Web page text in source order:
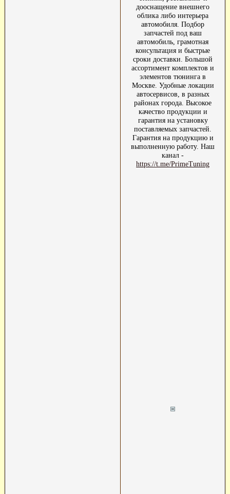
дооснащение внешнего
облика либо интерьера
автомобиля. Подбор
запчастей под ваш
автомобиль, грамотная
консультация и быстрые
сроки доставки. Большой
ассортимент комплектов и
элементов тюнинга в
Москве. Удобные локации
автосервисов, в разных
районах города. Высокое
качество продукции и
гарантия на установку
поставляемых запчастей.
Гарантия на продукцию и
выполненную работу. Наш
канал -
https://t.me/PrimeTuning